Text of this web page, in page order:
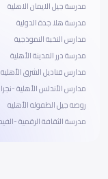
مدرسة جيل الايمان الاهلية
مدرسة هلا جدة الدولية
مدارس النخبة النموذجية
مدرسة درر المدينة الأهلية
مدارس قناديل الشرق الأهلية
مدارس الأندلس الأهلية -
روضة جيل الطفولة الأهلية
مدرسة الثقافة الرقمية -